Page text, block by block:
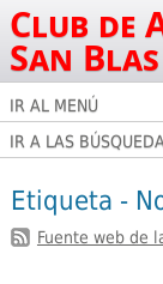
Club de
San Blas
IR AL MENÚ
IR A LAS
Etiqueta -
Fuente web de